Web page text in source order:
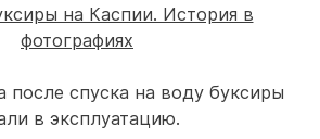
после спуска на воду буксиры
в эксплуатацию.